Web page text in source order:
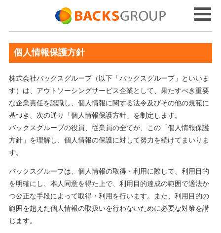
個人情報保護方針
株式会社バックスグループ（以下「バックスグループ」といいま
す）は、アウトソーシングサービス企業として、果たすべき重要
な企業責任を認識し、個人情報に関する法令及びその他の規範に
基づき、次の通り「個人情報保護方針」を制定します。
バックスグループの役員、従業員の全てが、この「個人情報保護
方針」を理解し、個人情報の保護に対して努力を続けてまいりま
す。
バックスグループは、個人情報の取得・利用に際して、利用目的
を明確にし、本人同意を得た上で、利用目的達成の範囲で適法か
つ公正な手段によって取得・利用を行います。また、利用目的の
範囲を超えた個人情報の取扱いを行わないために必要な対策を講
じます。